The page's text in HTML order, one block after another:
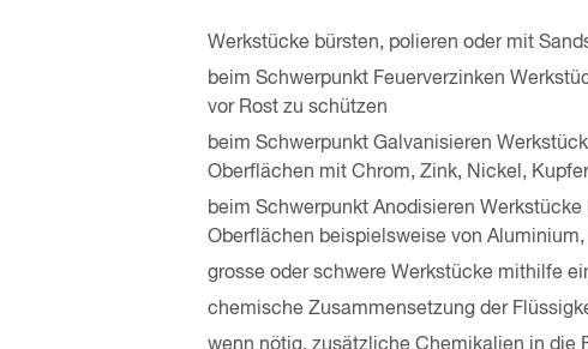
Werkstücke bürsten, polieren oder mit
beim Schwerpunkt Feuerverzinken
vor Rost zu schützen
beim Schwerpunkt Galvanisieren
Oberflächen mit Chrom, Zink, Nickel,
beim Schwerpunkt Anodisieren
Oberflächen beispielsweise von
grosse oder schwere Werkstücke mithilfe
chemische Zusammensetzung der
wenn nötig, zusätzliche Chemikalien in die